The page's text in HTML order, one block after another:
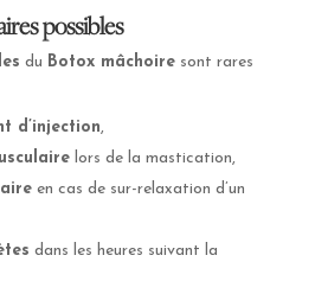
possibles
du Botox mâchoiresont rares
d’injection,
lors de la mastication,
en cas de sur-relaxation d’un
dans les heures suivant la